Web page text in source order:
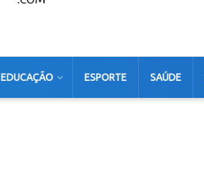
EDUCAÇÃO ESPORTE SAÚDE